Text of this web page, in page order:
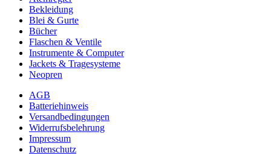
Bekleidung
Blei & Gurte
Bücher
Flaschen & Ventile
Instrumente & Computer
Jackets & Tragesysteme
Neopren
AGB
Batteriehinweis
Versandbedingungen
Widerrufsbelehrung
Impressum
Datenschutz